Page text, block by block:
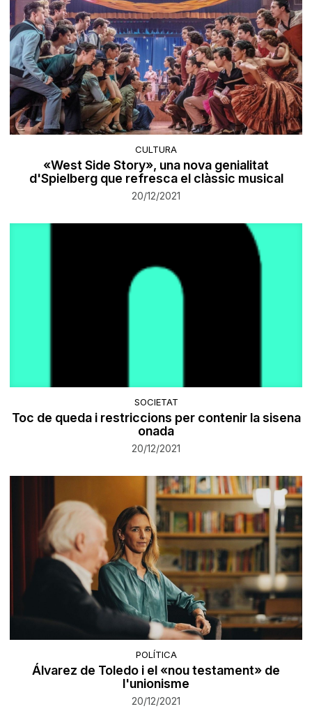
CULTURA
«West Side Story», una nova genialitat
d'Spielberg que refresca el clàssic musical
20/12/2021
SOCIETAT
Toc de queda i restriccions per contenir la sisena
onada
20/12/2021
POLÍTICA
Álvarez de Toledo i el «nou testament» de
l'unionisme
20/12/2021